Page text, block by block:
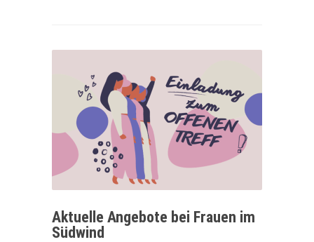
Aktuelle Angebote bei Frauen im
Südwind